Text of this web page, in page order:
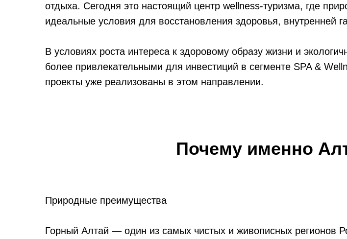
отдыха. Сегодня это настоящий центр wellness-туризма, где
идеальные условия для восстановления здоровья, внутренней
В условиях роста интереса к здоровому образу жизни и
более привлекательными для инвестиций в сегменте SPA &
проекты уже реализованы в этом направлении.
Почему именно
Природные преимущества
Горный Алтай — один из самых чистых и живописных регионов